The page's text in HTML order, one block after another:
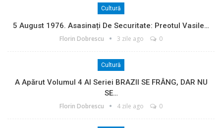
Cultură
5 August 1976. Asasinați De Securitate: Preotul Vasile…
Florin Dobrescu 3 zile ago 0
Cultură
A Apărut Volumul 4 Al Seriei BRAZII SE FRÂNG, DAR NU
SE…
Florin Dobrescu 4 zile ago 0